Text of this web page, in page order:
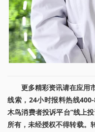
更多精彩资讯请在应用
线索，24小时报料热线
木鸟消费者投诉平台”线上
所有，未经授权不得转载